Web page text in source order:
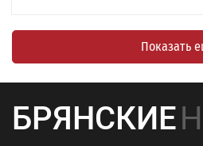
Показать
БРЯНСКИЕ